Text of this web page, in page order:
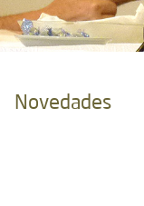
Novedades